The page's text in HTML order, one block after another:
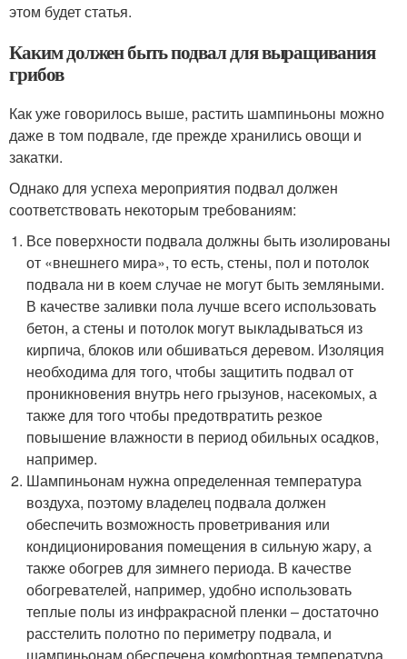
этом будет статья.
Каким должен быть подвал для выращивания
грибов
Как уже говорилось выше, растить шампиньоны можно
даже в том подвале, где прежде хранились овощи и
закатки.
Однако для успеха мероприятия подвал должен
соответствовать некоторым требованиям:
Все поверхности подвала должны быть изолированы
от «внешнего мира», то есть, стены, пол и потолок
подвала ни в коем случае не могут быть земляными.
В качестве заливки пола лучше всего использовать
бетон, а стены и потолок могут выкладываться из
кирпича, блоков или обшиваться деревом. Изоляция
необходима для того, чтобы защитить подвал от
проникновения внутрь него грызунов, насекомых, а
также для того чтобы предотвратить резкое
повышение влажности в период обильных осадков,
например.
Шампиньонам нужна определенная температура
воздуха, поэтому владелец подвала должен
обеспечить возможность проветривания или
кондиционирования помещения в сильную жару, а
также обогрев для зимнего периода. В качестве
обогревателей, например, удобно использовать
теплые полы из инфракрасной пленки – достаточно
расстелить полотно по периметру подвала, и
шампиньонам обеспечена комфортная температура.